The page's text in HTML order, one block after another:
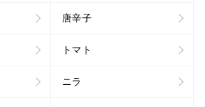
唐辛子
トマト
ニラ